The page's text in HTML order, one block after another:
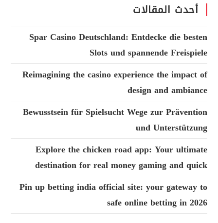
أحدث المقالات
Spar Casino Deutschland: Entdecke die besten
Slots und spannende Freispiele
Reimagining the casino experience the impact of
design and ambiance
Bewusstsein für Spielsucht Wege zur Prävention
und Unterstützung
Explore the chicken road app: Your ultimate
destination for real money gaming and quick
Pin up betting india official site: your gateway to
safe online betting in 2026